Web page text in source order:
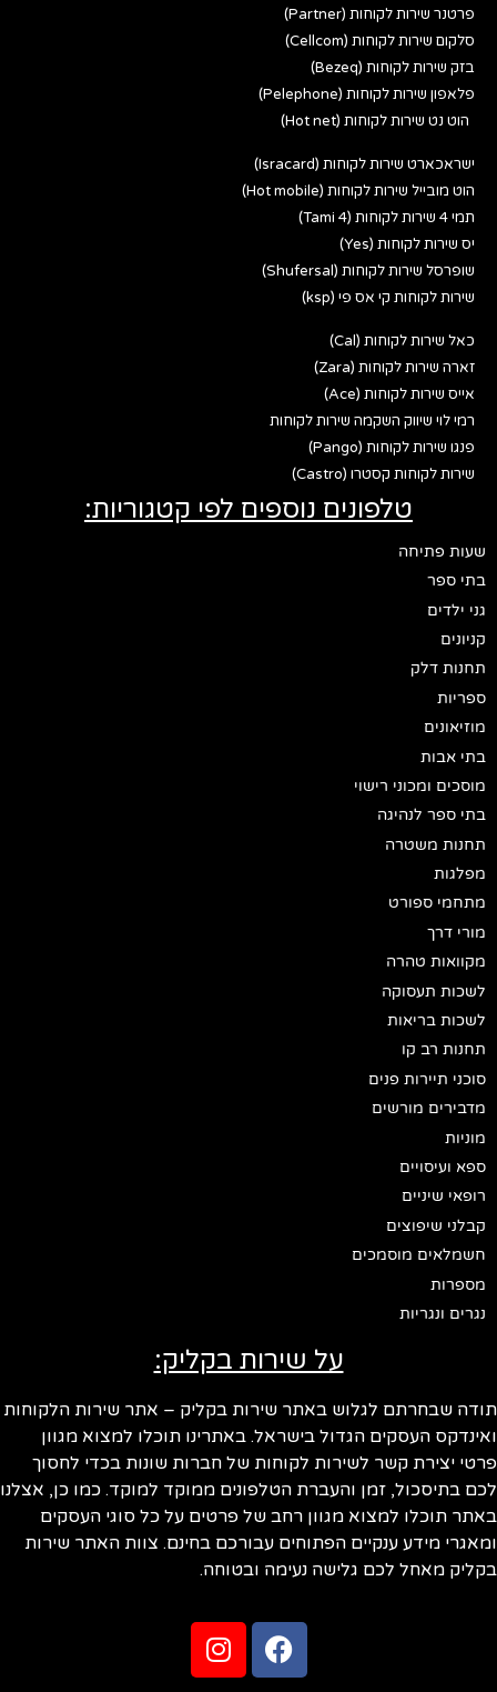
פרטנר שירות לקוחות (Partner)
סלקום שירות לקוחות (Cellcom)
בזק שירות לקוחות (Bezeq)
פלאפון שירות לקוחות (Pelephone)
הוט נט שירות לקוחות (Hot net)
ישראכארט שירות לקוחות (Isracard)
הוט מובייל שירות לקוחות (Hot mobile)
תמי 4 שירות לקוחות (Tami 4)
יס שירות לקוחות (Yes)
שופרסל שירות לקוחות (Shufersal)
שירות לקוחות קי אס פי (ksp)
כאל שירות לקוחות (Cal)
זארה שירות לקוחות (Zara)
אייס שירות לקוחות (Ace)
רמי לוי שיווק השקמה שירות לקוחות
פנגו שירות לקוחות (Pango)
שירות לקוחות קסטרו (Castro)
טלפונים נוספים לפי קטגוריות:
שעות פתיחה
בתי ספר
גני ילדים
קניונים
תחנות דלק
ספריות
מוזיאונים
בתי אבות
מוסכים ומכוני רישוי
בתי ספר לנהיגה
תחנות משטרה
מפלגות
מתחמי ספורט
מורי דרך
מקוואות טהרה
לשכות תעסוקה
לשכות בריאות
תחנות רב קו
סוכני תיירות פנים
מדבירים מורשים
מוניות
ספא ועיסויים
רופאי שיניים
קבלני שיפוצים
חשמלאים מוסמכים
מספרות
נגרים ונגריות
על שירות בקליק:
תודה שבחרתם לגלוש באתר שירות בקליק – אתר שירות הלקוחות
ואינדקס העסקים הגדול בישראל. באתרינו תוכלו למצוא מגוון
פרטי יצירת קשר לשירות לקוחות של חברות שונות בכדי לחסוך
לכם בתיסכול, זמן והעברת הטלפונים ממוקד למוקד. כמו כן, אצלנו
באתר תוכלו למצוא מגוון רחב של פרטים על כל סוגי העסקים
ומאגרי מידע ענקיים הפתוחים עבורכם בחינם. צוות האתר שירות
בקליק מאחל לכם גלישה נעימה ובטוחה.